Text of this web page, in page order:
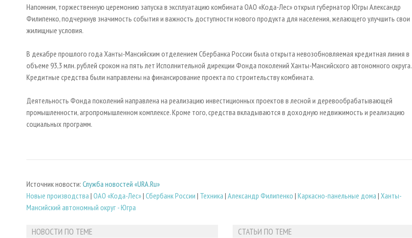
Напомним, торжественную церемонию запуска в эксплуатацию комбината ОАО «Кода-Лес» открыл губернатор Югры Александр
Филипенко, подчеркнув значимость события и важность доступности нового продукта для населения, желающего улучшить свои
жилищные условия.
В декабре прошлого года Ханты-Мансийским отделением Сбербанка России была открыта невозобновляемая кредитная линия в
объеме 93,3 млн. рублей сроком на пять лет Исполнительной дирекции Фонда поколений Ханты-Мансийского автономного округа.
Кредитные средства были направлены на финансирование проекта по строительству комбината.
Деятельность Фонда поколений направлена на реализацию инвестиционных проектов в лесной и деревообрабатывающей
промышленности, агропромышленном комплексе. Кроме того, средства вкладываются в доходную недвижимость и реализацию
социальных программ.
Источник новости: Служба новостей «URA.Ru»
Новые производства | ОАО «Кода-Лес»| Сбербанк России | Техника | Александр Филипенко | Каркасно-панельные дома | Ханты-
Мансийский автономный округ - Югра
НОВОСТИ ПО ТЕМЕ СТАТЬИ ПО ТЕМЕ